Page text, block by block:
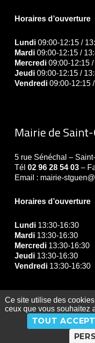
Horaires d’ouverture
Lundi 09:00-12:15 /
Mardi 09:00-12:15 /
Mercredi 09:00-12:15
Jeudi 09:00-12:15 /
Vendredi 09:00-12:15
Mairie de
5 rue Sénéchal –
Tél 02 96 28 54 03 –
Email : mairie-
Horaires d’ouverture
Lundi 13:30-16:30
Mardi 13:30-16:30
Mercredi 13:30-16:30
Jeudi 13:30-16:30
Vendredi 13:30-16:30
© Copyright Mairie de
Gestion des données
Mentions
Ce site utilise des
ceux que vous souhaitez
TOUT